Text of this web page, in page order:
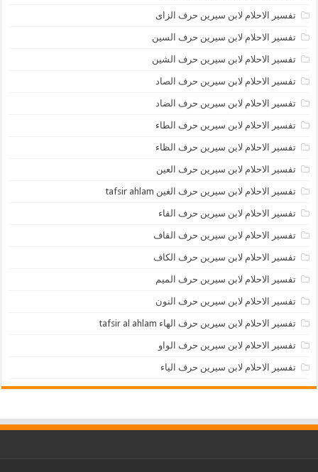
تفسير الاحلام لابن سيرين حرف الزاى
تفسير الاحلام لابن سيرين حرف السين
تفسير الاحلام لابن سيرين حرف الشين
تفسير الاحلام لابن سيرين حرف الصاد
تفسير الاحلام لابن سيرين حرف الضاد
تفسير الاحلام لابن سيرين حرف الطاء
تفسير الاحلام لابن سيرين حرف الظاء
تفسير الاحلام لابن سيرين حرف العين
تفسير الاحلام لابن سيرين حرف الغين tafsir ahlam
تفسير الاحلام لابن سيرين حرف الفاء
تفسير الاحلام لابن سيرين حرف القاف
تفسير الاحلام لابن سيرين حرف الكاف
تفسير الاحلام لابن سيرين حرف الميم
تفسير الاحلام لابن سيرين حرف النون
تفسير الاحلام لابن سيرين حرف الهاء tafsir al ahlam
تفسير الاحلام لابن سيرين حرف الواو
تفسير الاحلام لابن سيرين حرف الياء